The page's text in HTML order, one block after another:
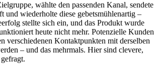
wählte den passenden Kanal, sendete
und wiederholte diese gebetsmühlenartig –
stellte sich ein, und das Produkt wurde
heute nicht mehr. Potenzielle Kunden
verschiedenen Kontaktpunkten mit derselben
– und das mehrmals. Hier sind clevere,